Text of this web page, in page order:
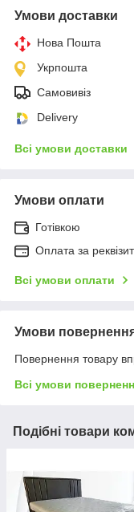
Умови доставки
Нова Пошта
Укрпошта
Самовивіз
Delivery
Всі умови доставки
Умови оплати
Готівкою
Оплата за
Всі умови оплати
Умови
Повернення товару
Всі умови
Подібні товари